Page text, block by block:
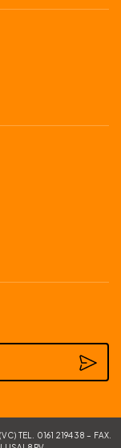
TEL. 0161 219438 – FAX.